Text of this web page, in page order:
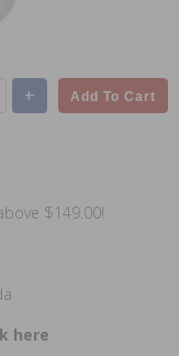
+ Add To Cart
$149.00!
here